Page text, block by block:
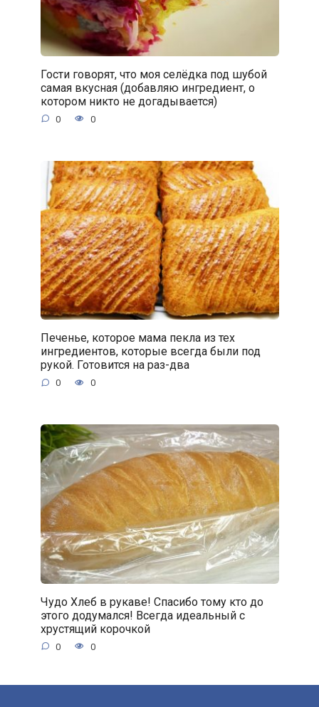
Гости говорят, что моя селёдка под шубой
самая вкусная (добавляю ингредиент, о
котором никто не догадывается)
0 0
Печенье, которое мама пекла из тех
ингредиентов, которые всегда были под
рукой. Готовится на раз-два
0 0
Чудо Хлеб в рукаве! Спасибо тому кто до
этого додумался! Всегда идеальный с
хрустящий корочкой
0 0